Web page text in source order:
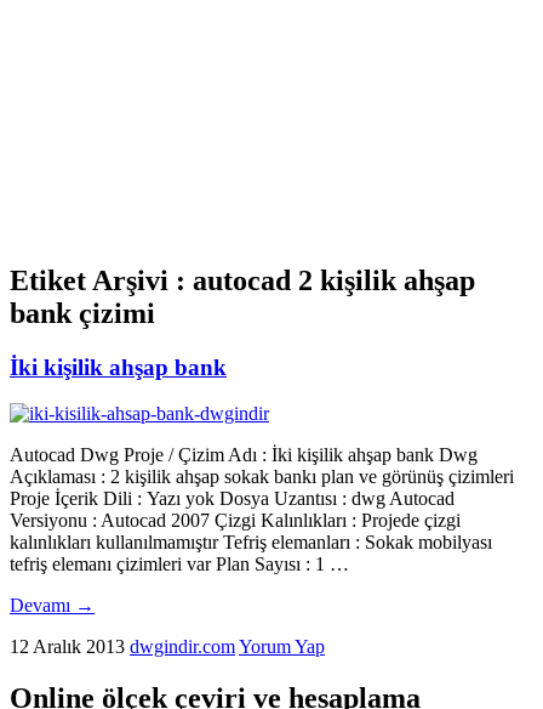
Etiket Arşivi : autocad 2 kişilik ahşap
bank çizimi
İki kişilik ahşap bank
Autocad Dwg Proje / Çizim Adı : İki kişilik ahşap bank Dwg
Açıklaması : 2 kişilik ahşap sokak bankı plan ve görünüş çizimleri
Proje İçerik Dili : Yazı yok Dosya Uzantısı : dwg Autocad
Versiyonu : Autocad 2007 Çizgi Kalınlıkları : Projede çizgi
kalınlıkları kullanılmamıştır Tefriş elemanları : Sokak mobilyası
tefriş elemanı çizimleri var Plan Sayısı : 1 …
Devamı →
12 Aralık 2013 dwgindir.comYorum Yap
Online ölçek çeviri ve hesaplama